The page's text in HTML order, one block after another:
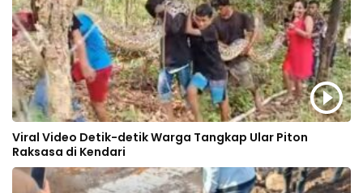
Viral Video Detik-detik Warga Tangkap Ular Piton
Raksasa di Kendari